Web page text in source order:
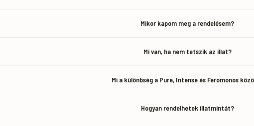
Mikor kapom meg a rendelésem?
Mi van, ha nem tetszik az illat?
Mi a különbség a Pure, Intense és Feromonos
Hogyan rendelhetek illatmintát?